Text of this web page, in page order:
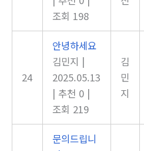
조회 198
24
안녕하세요
김민지 |
2025.05.13
| 추천 0 |
조회 219
김
민
지
문의드립니